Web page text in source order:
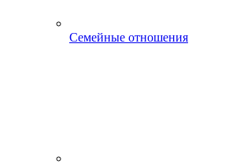
Семейные отношения